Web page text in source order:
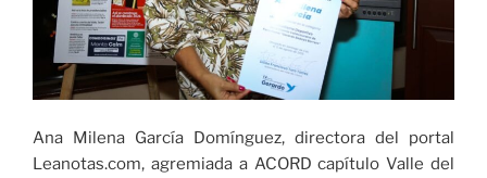
Ana Milena García Domínguez, directora del portal
Leanotas.com, agremiada a ACORD capítulo Valle del